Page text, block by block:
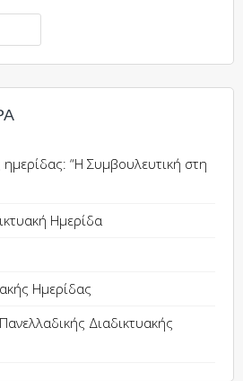
“Η Συμβουλευτική στη
Ημερίδα
Ημερίδας
Διαδικτυακής